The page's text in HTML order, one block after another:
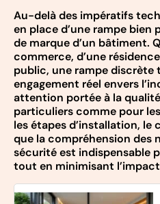
Au-delà des impératifs
en place d’une rampe bien
de marque d’un bâtiment.
commerce, d’une
public, une rampe discrète
engagement réel envers
attention portée à la qualité
particuliers comme pour
les étapes d’installation, le
que la compréhension des
sécurité est indispensable
tout en minimisant